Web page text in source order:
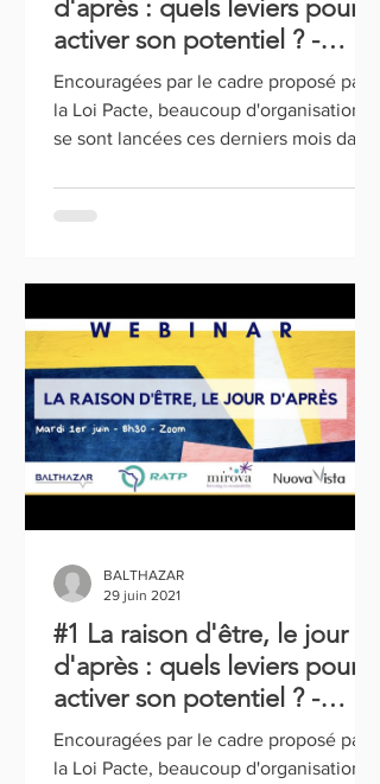
d'après : quels leviers pour
activer son potentiel ? -
Episode 2
Encouragées par le cadre proposé par
la Loi Pacte, beaucoup d'organisations
se sont lancées ces derniers mois dans
#1 La raison d'être, le jour
d'après : quels leviers pour
activer son potentiel ? -
Episode 1
Encouragées par le cadre proposé par
la Loi Pacte, beaucoup d'organisations
BALTHAZAR
29 juin 2021